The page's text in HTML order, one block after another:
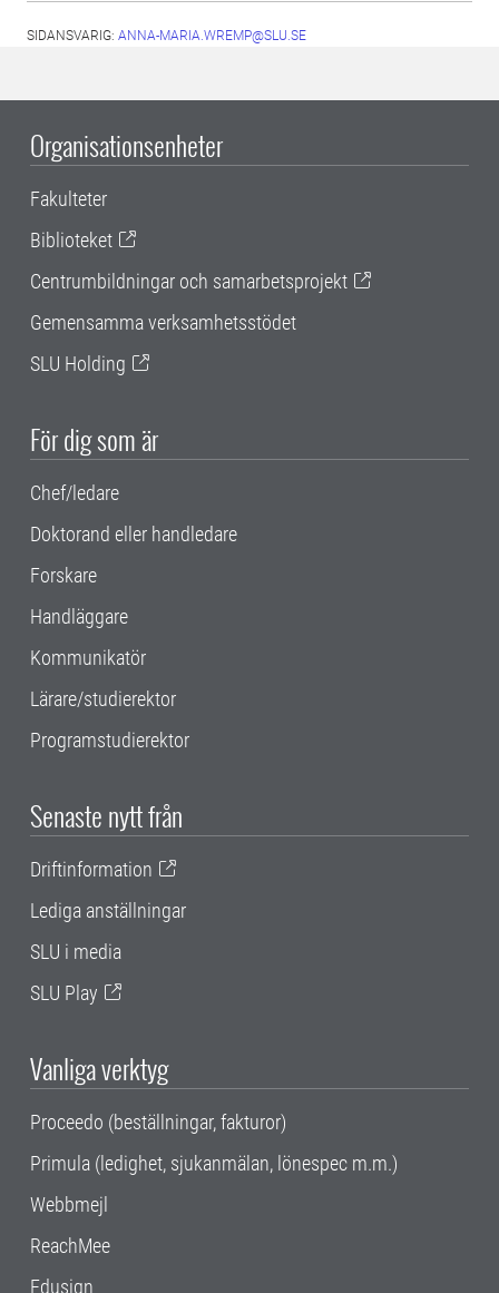
SIDANSVARIG: ANNA-MARIA.WREMP@SLU.SE
Organisationsenheter
Fakulteter
Biblioteket
Centrumbildningar och samarbetsprojekt
Gemensamma verksamhetsstödet
SLU Holding
För dig som är
Chef/ledare
Doktorand eller handledare
Forskare
Handläggare
Kommunikatör
Lärare/studierektor
Programstudierektor
Senaste nytt från
Driftinformation
Lediga anställningar
SLU i media
SLU Play
Vanliga verktyg
Proceedo (beställningar, fakturor)
Primula (ledighet, sjukanmälan, lönespec m.m.)
Webbmejl
ReachMee
Edusign